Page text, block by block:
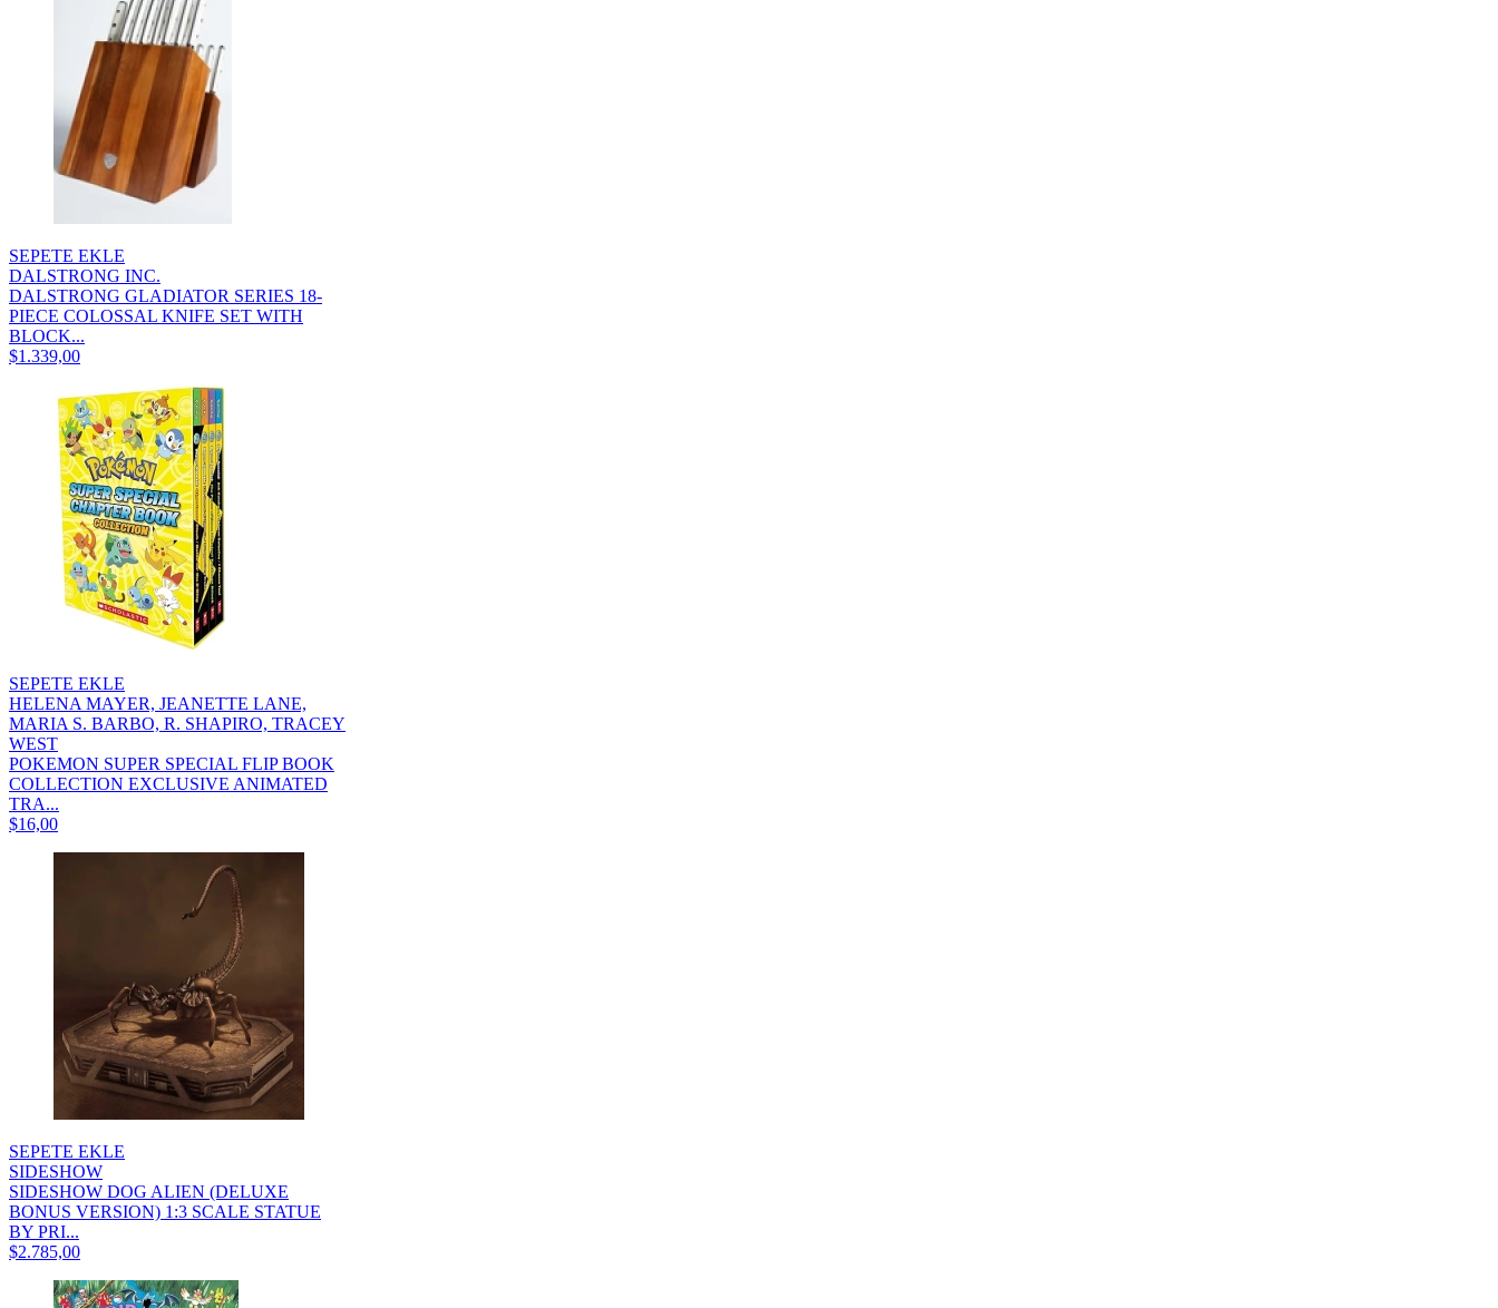
SEPETE EKLE
DALSTRONG INC.
DALSTRONG GLADIATOR SERIES 18-
PIECE COLOSSAL KNIFE SET WITH
BLOCK...
$1.339,00
SEPETE EKLE
HELENA MAYER, JEANETTE LANE,
MARIA S. BARBO, R. SHAPIRO, TRACEY
WEST
POKEMON SUPER SPECIAL FLIP BOOK
COLLECTION EXCLUSIVE ANIMATED
TRA...
$16,00
SEPETE EKLE
SIDESHOW
SIDESHOW DOG ALIEN (DELUXE
BONUS VERSION) 1:3 SCALE STATUE
BY PRI...
$2.785,00